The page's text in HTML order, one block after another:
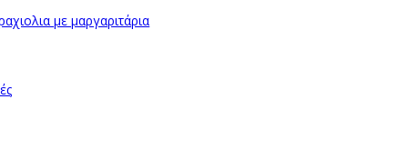
με μαργαριτάρια